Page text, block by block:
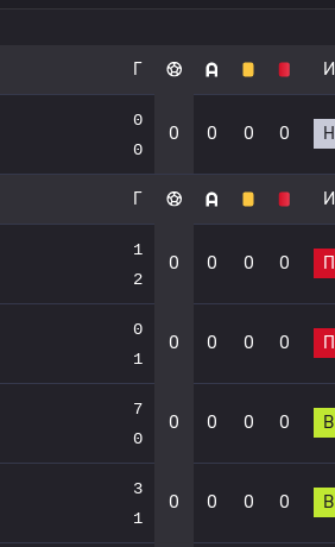
Г И
0
0
0 0 0 0 Н
Г И
1
2
0 0 0 0 П
0
1
0 0 0 0 П
7
0
0 0 0 0 В
3
1
0 0 0 0 В